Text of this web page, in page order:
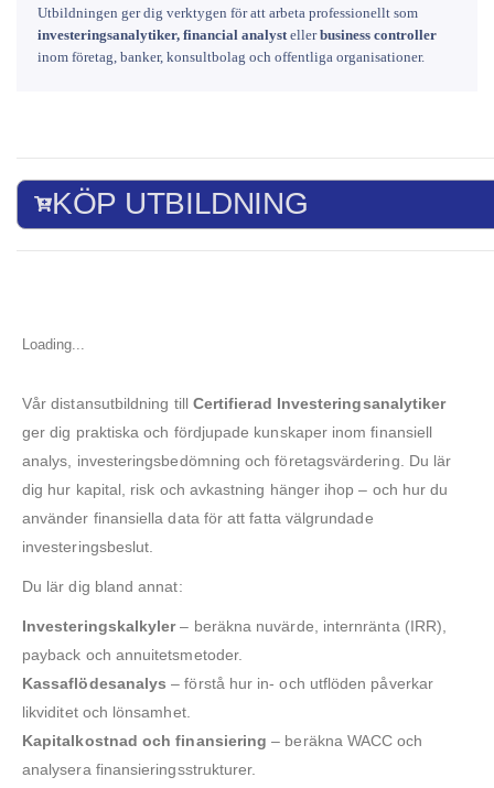
Utbildningen ger dig verktygen för att arbeta professionellt som
investeringsanalytiker, financial analyst ellerbusiness controller
inom företag, banker, konsultbolag och offentliga organisationer.
KÖP UTBILDNING
Loading...
Vår distansutbildning till Certifierad Investeringsanalytiker
ger dig praktiska och fördjupade kunskaper inom finansiell
analys, investeringsbedömning och företagsvärdering. Du lär
dig hur kapital, risk och avkastning hänger ihop – och hur du
använder finansiella data för att fatta välgrundade
investeringsbeslut.
Du lär dig bland annat:
Investeringskalkyler– beräkna nuvärde, internränta (IRR),
payback och annuitetsmetoder.
Kassaflödesanalys – förstå hur in- och utflöden påverkar
likviditet och lönsamhet.
Kapitalkostnad och finansiering – beräkna WACC och
analysera finansieringsstrukturer.